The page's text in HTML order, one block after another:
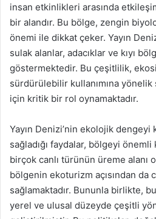
insan etkinlikleri arasında
bir alandır. Bu bölge, zengin
önemi ile dikkat çeker. Yayın
sulak alanlar, adacıklar ve kıyı
göstermektedir. Bu çeşitlilik,
sürdürülebilir kullanımına
için kritik bir rol oynamaktadır.
Yayın Denizi’nin ekolojik dengeyi
sağladığı faydalar, bölgeyi önemli
birçok canlı türünün üreme alanı
bölgenin ekoturizm açısından da
sağlamaktadır. Bununla birlikte,
yerel ve ulusal düzeyde çeşitli